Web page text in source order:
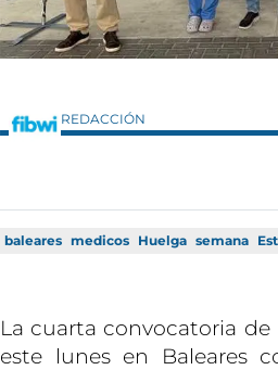
REDACCIÓN
baleares medicos Huelga semana
La cuarta convocatoria
este lunes en Baleares